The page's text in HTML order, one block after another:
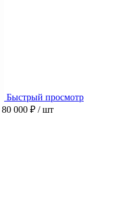
Быстрый просмотр
80 000 ₽ / шт